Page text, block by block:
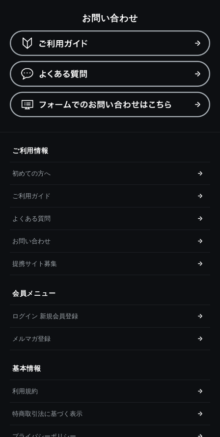
お問い合わせ
ご利用情報
初めての方へ
ご利用ガイド
よくある質問
お問い合わせ
提携サイト募集
会員メニュー
ログイン 新規会員登録
メルマガ登録
基本情報
利用規約
特商取引法に基づく表示